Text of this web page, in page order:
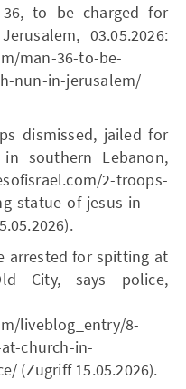
to be charged for
03.05.2026:
man-36-to-be-
nun-in-jerusalem/
dismissed, jailed for
southern Lebanon,
2-troops-
statue-of-jesus-in-
arrested for spitting at
City, says police,
liveblog_entry/8-
church-in-
(Zugriff 15.05.2026).